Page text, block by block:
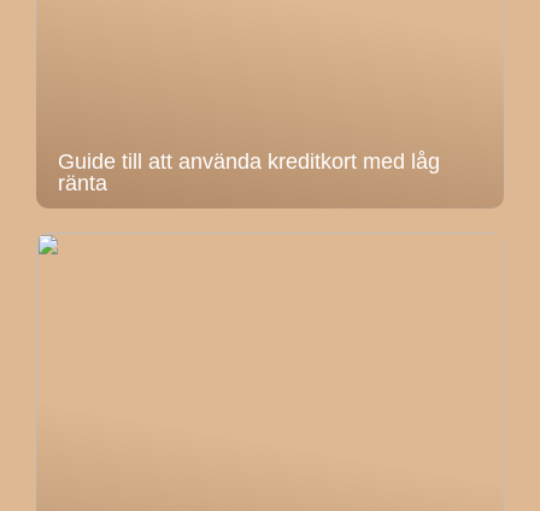
Guide till att använda kreditkort med låg
ränta